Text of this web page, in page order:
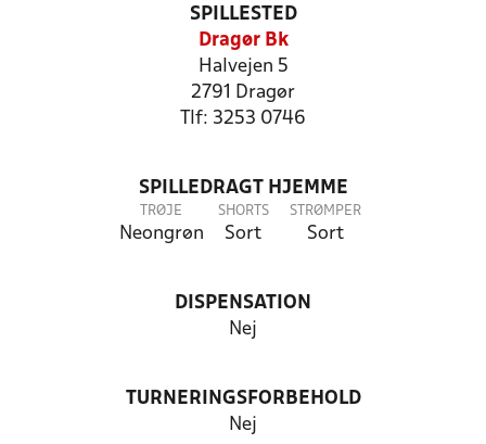
SPILLESTED
Dragør Bk
Halvejen 5
2791 Dragør
Tlf: 3253 0746
SPILLEDRAGT HJEMME
TRØJE
Neongrøn
SHORTS
Sort
STRØMPER
Sort
DISPENSATION
Nej
TURNERINGSFORBEHOLD
Nej